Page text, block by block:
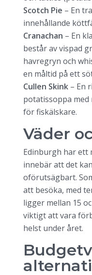
Scotch Pie – En
innehållande
Cranachan – En
består av vispad
havregryn och
en måltid på ett
Cullen Skink – En
potatissoppa med
för fiskälskare.
Väder
Edinburgh har ett
innebär att det
oförutsägbart.
att besöka, med
ligger mellan 15
viktigt att vara
helst under året.